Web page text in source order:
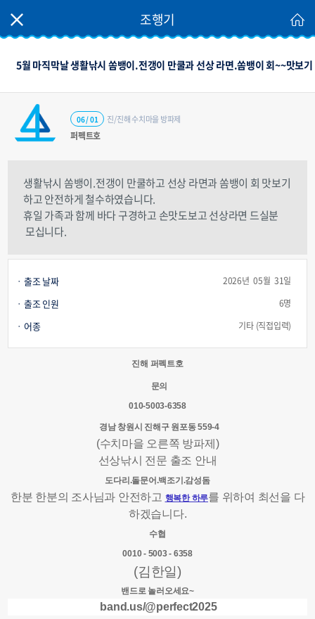
조행기
5월 마직막날 생활낚시 쏨뱅이.전갱이 만쿨과 선상 라면.쏨뱅이 회~~맛보기
퍼펙트호
진/진해 수치마을 방파제
06 / 01
생활낚시 쏨뱅이.전갱이 만쿨하고 선상 라면과 쏨뱅이 회 맛보기
하고 안전하게 철수하였습니다.
휴일 가족과 함께 바다 구경하고 손맛도보고 선상라면 드실분
모십니다.
출조 날짜 2026년 05월 31일
출조 인원 6명
어종 기타 (직접입력)
진해 퍼펙트호
문의
010-5003-6358
경남 창원시 진해구 원포동 559-4
(수치마을 오른쪽 방파제)
선상낚시 전문 출조 안내
도다리.돌문어.백조기.감성돔
한분 한분의 조사님과 안전하고 행복한 하루를 위하여 최선을 다
하겠습니다.
수협
0010 - 5003 - 6358
(김한일)
밴드로 놀러오세요~
band.us/@perfect2025